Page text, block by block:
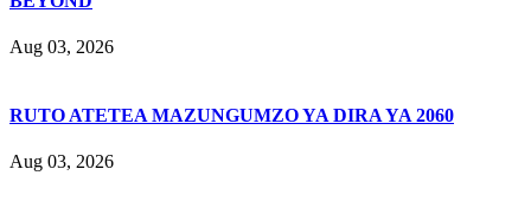
Aug 03, 2026
RUTO ATETEA MAZUNGUMZO YA DIRA YA 2060
Aug 03, 2026